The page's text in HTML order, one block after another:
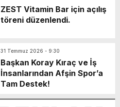
ZEST Vitamin Bar için açılış
töreni düzenlendi.
31 Temmuz 2026 - 9:30
Başkan Koray Kıraç ve İş
İnsanlarından Afşin Spor’a
Tam Destek!